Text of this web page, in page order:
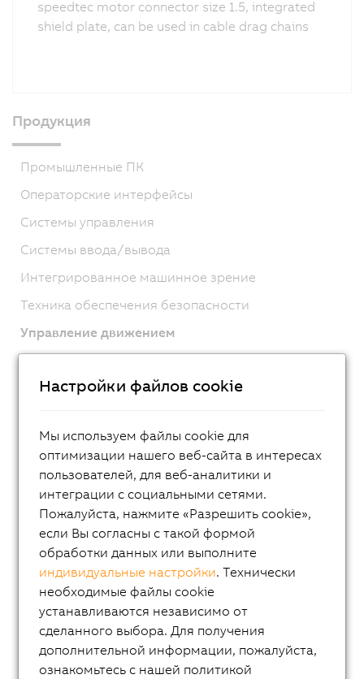
speedtec motor connector size 1.5, integrated
shield plate, can be used in cable drag chains
Продукция
Промышленные ПК
Операторские интерфейсы
Системы управления
Системы ввода/вывода
Интегрированное машинное зрение
Техника обеспечения безопасности
Управление движением
ACOPOSmicro
ACOPOS X
ACOPOS
ACOPOS P3
ACOPOSmulti
ACOPOSremote
ACOPOSmotor
Variable frequency drives (VFD)
8LS-4 synchronous motors
8MS-4 synchronous motors
ACOPOSmotor Compact
Настройки файлов cookie
Мы используем файлы cookie для
оптимизации нашего веб-сайта в интересах
пользователей, для веб-аналитики и
интеграции с социальными сетями.
Пожалуйста, нажмите «Разрешить cookie»,
если Вы согласны с такой формой
обработки данных или выполните
индивидуальные настройки. Технически
необходимые файлы cookie
устанавливаются независимо от
сделанного выбора. Для получения
дополнительной информации, пожалуйста,
ознакомьтесь с нашей политикой